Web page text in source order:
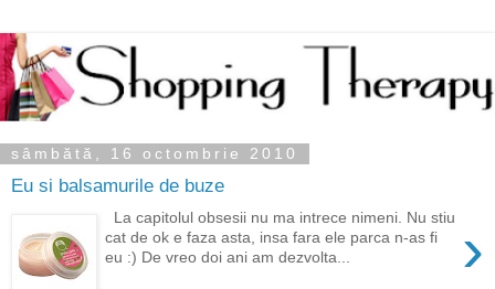
sâmbătă, 16 octombrie 2010
Eu si balsamurile de buze
›
La capitolul obsesii nu ma intrece nimeni. Nu stiu
cat de ok e faza asta, insa fara ele parca n-as fi
eu :) De vreo doi ani am dezvolta...